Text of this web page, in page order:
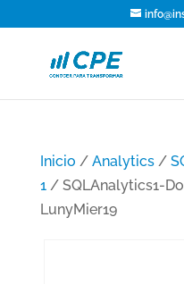
Inicio / Analytics/
1/ SQLAnalytics1-
LunyMier19